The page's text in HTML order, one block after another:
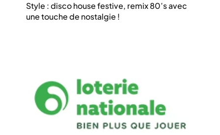
Style : disco house festive, remix 80’s avec
une touche de nostalgie !